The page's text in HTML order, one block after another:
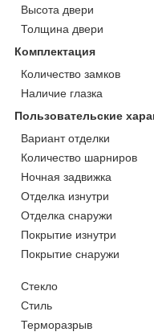
Высота двери
Толщина двери
Комплектация
Количество замков
Наличие глазка
Пользовательские
Вариант отделки
Количество шарниров
Ночная задвижка
Отделка изнутри
Отделка снаружи
Покрытие изнутри
Покрытие снаружи
Стекло
Стиль
Терморазрыв